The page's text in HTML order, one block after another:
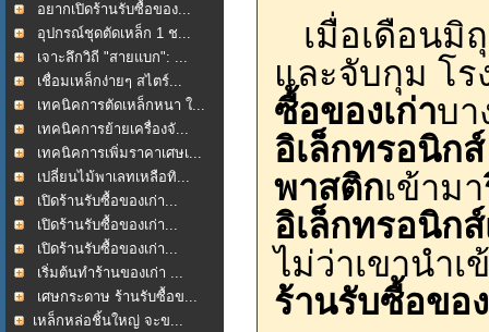
อยากเปิดร้านรับซื้อของ...
อุปกรณ์ชุดตัดเหล็ก 1 ช...
เจาะลึกวิถี "สายแบก": ...
เชื่อมเหล็กง่ายๆ สไตร์...
เทคนิคการตัดเหล็กหนา ใ...
เทคนิคการย้ายเครื่องจั...
เทคนิคการเพิ่มราคาเศษเ...
เปลี่ยนไม้พาเลทเหลือทิ...
เปิดร้านรับซื้อของเก่า...
เปิดร้านรับซื้อของเก่า...
เปิดร้านรับซื้อของเก่า...
เริ่มต้นทำร้านของเก่า ...
เศษกระดาษ ร้านรับซื้อข...
​เหล็กหล่อชิ้นใหญ่ จะข...
เมื่อเดือนมิ
และจับกุม โร
ซื้อของเก่าบา
อิเล็กทรอนิกส์
พาสติกเข้ามา
อิเล็กทรอนิกส์
ไม่ว่าเขานำเ
ร้านรับซื้อขอ